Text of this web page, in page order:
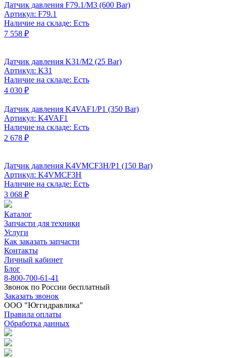
Датчик давления F79.1/M3 (600 Bar)
Артикул: F79.1
Наличие на складе: Есть
7 558 ₽
Датчик давления K31/M2 (25 Bar)
Артикул: K31
Наличие на складе: Есть
4 030 ₽
Датчик давления K4VAF1/P1 (350 Bar)
Артикул: K4VAF1
Наличие на складе: Есть
2 678 ₽
Датчик давления K4VMCF3H/P1 (150 Bar)
Артикул: K4VMCF3H
Наличие на складе: Есть
3 068 ₽
Каталог
Запчасти для техники
Услуги
Как заказать запчасти
Контакты
Личный кабинет
Блог
8-800-700-61-41
Звонок по России бесплатный
Заказать звонок
ООО "Юггидравлика"
Правила оплаты
Обработка данных